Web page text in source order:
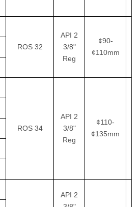
ROS 32
API 2
3/8"
Reg
¢90-
¢110mm
ROS 34
API 2
3/8"
Reg
¢110-
¢135mm
API 2